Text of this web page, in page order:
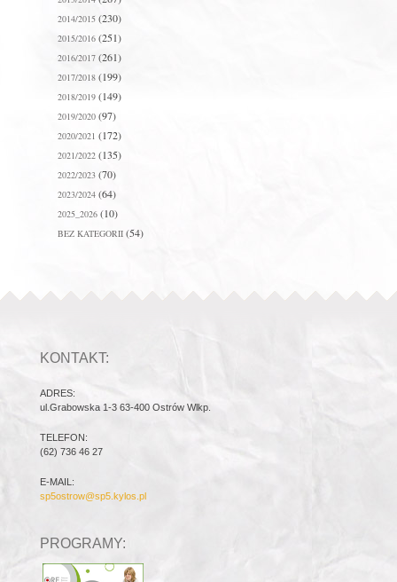
2014/2015(230)
2015/2016(251)
2016/2017(261)
2017/2018(199)
2018/2019(149)
2019/2020(97)
2020/2021 (172)
2021/2022(135)
2022/2023(70)
2023/2024(64)
2025_2026(10)
BEZ KATEGORII(54)
KONTAKT:
ADRES:
ul.Grabowska 1-3 63-400 Ostrów Wlkp.
TELEFON:
(62) 736 46 27
E-MAIL:
sp5ostrow@sp5.kylos.pl
PROGRAMY: